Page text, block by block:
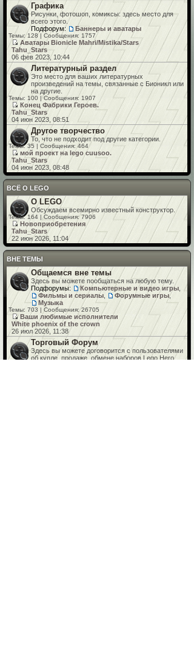
Графика
Рисунки, фотошоп, комиксы: здесь место для
всего этого.
Подфорум:
Баннеры и аватары
Темы: 128 | Сообщения: 1757
Аватары Bionicle Mahri/Mistika/Stars
Tahu_Stars
06 фев 2023, 10:44
Литературный раздел
Это место для ваших литературных
произведений на темы, связанные с Бионикл или
на другие.
Темы: 100 | Сообщения: 1907
Конец Фабрики Героев.
Tahu_Stars
04 июн 2023, 08:51
Другое творчество
То, что не подходит под другие категории.
Темы: 35 | Сообщения: 464
мой проект на lego cuusоо.
Tahu_Stars
04 июн 2023, 08:48
ВСЁ О LEGO
О LEGO
Обсуждаем всемирно известный конструктор.
Темы: 164 | Сообщения: 7906
Новоприобретения
Tahu_Stars
22 июн 2026, 11:04
ВНЕ ТЕМЫ
Общаемся вне темы
Здесь вы можете пообщаться на любую тему.
Подфорумы:
Компьютерные и видео игры
Фильмы и сериалы
Форумные игры,
Музыка
Темы: 703 | Сообщения: 26705
Ваши любимые исполнители
White phoenix of the crown
26 июл 2026, 11:38
Торговый Форум
Здесь вы можете договорится с пользователями
об купле, продаже, обмене наборов Lego Hero